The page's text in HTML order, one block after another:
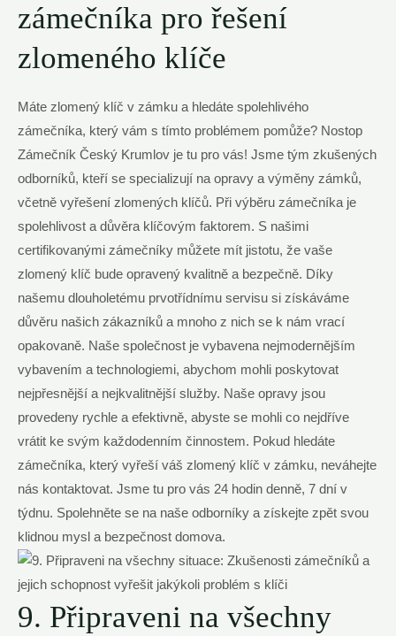
zámečníka pro řešení
zlomeného klíče
Máte zlomený klíč v zámku a hledáte spolehlivého
zámečníka, který vám s tímto problémem pomůže? Nostop
Zámečník Český Krumlov je tu pro vás! Jsme tým zkušených
odborníků, kteří se specializují na opravy a výměny zámků,
včetně vyřešení zlomených klíčů. Při výběru zámečníka je
spolehlivost a důvěra klíčovým faktorem. S našimi
certifikovanými zámečníky můžete mít jistotu, že vaše
zlomený klíč bude opravený kvalitně a bezpečně. Díky
našemu dlouholetému prvotřídnímu servisu si získáváme
důvěru našich zákazníků a mnoho z nich se k nám vrací
opakovaně. Naše společnost je vybavena nejmodernějším
vybavením a technologiemi, abychom mohli poskytovat
nejpřesnější a nejkvalitnější služby. Naše opravy jsou
provedeny rychle a efektivně, abyste se mohli co nejdříve
vrátit ke svým každodenním činnostem. Pokud hledáte
zámečníka, který vyřeší váš zlomený klíč v zámku, neváhejte
nás kontaktovat. Jsme tu pro vás 24 hodin denně, 7 dní v
týdnu. Spolehněte se na naše odborníky a získejte zpět svou
klidnou mysl a bezpečnost domova.
9. Připraveni na všechny